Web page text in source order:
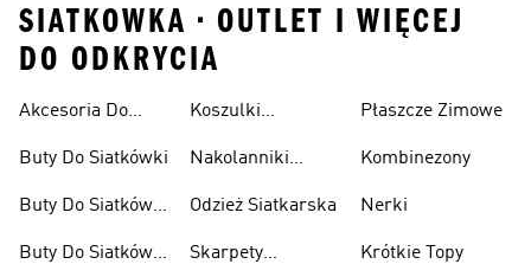
SIATKOWKA • OUTLET I WIĘCEJ
DO ODKRYCIA
Akcesoria Do
Buty Do Siatkówki
Buty Do Siatkówki
Buty Do Siatkówki
Koszulki
Damskie
Nakolanniki
Odzież Siatkarska
Skarpety
Damskie
Płaszcze Zimowe
Kombinezony
Nerki
Krótkie Topy